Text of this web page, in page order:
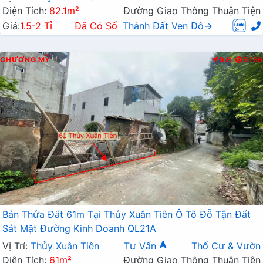
Diện Tích: 82.1m²
Đường Giao Thông Thuận Tiện
Giá:1.5-2 Tỉ Đã Có Sổ Thành Đất Ven Đô→
CHƯƠNG MỸ Đ.B 5166
Bán Thửa Đất 61m Tại Thủy Xuân Tiên Ô Tô Đỗ Tận Đất
Sát Mặt Đường Kinh Doanh QL21A
Vị Trí: Thủy Xuân Tiên Tư Vấn
Thổ Cư & Vườn
Diện Tích: 61m² Đường Giao Thông Thuận Tiện